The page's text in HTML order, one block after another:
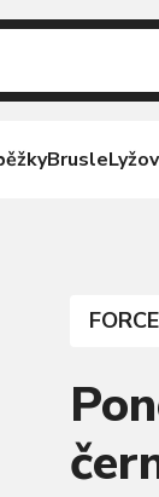
Brusle
FORCE